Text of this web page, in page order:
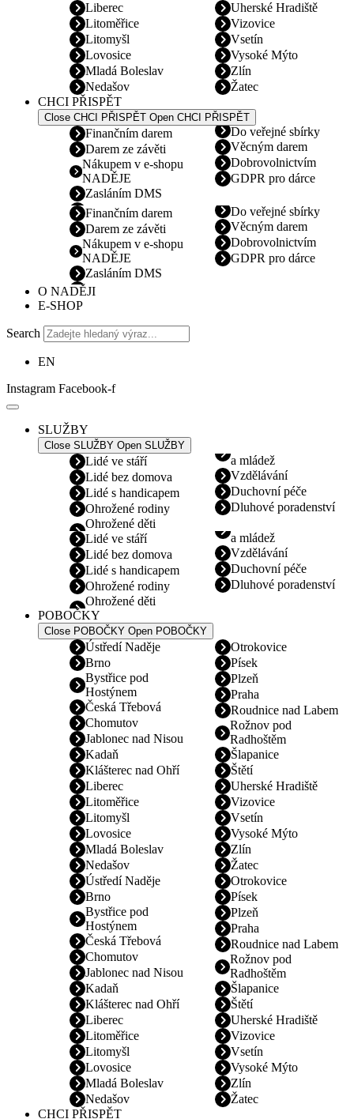
Liberec
Litoměřice
Litomyšl
Lovosice
Mladá Boleslav
Nedašov
Uherské Hradiště
Vizovice
Vsetín
Vysoké Mýto
Zlín
Žatec
CHCI PŘISPĚT
Close CHCI PŘISPĚT Open CHCI PŘISPĚT
Finančním darem
Darem ze závěti
Nákupem v e-shopu
NADĚJE
Zasláním DMS
Do veřejné sbírky
Věcným darem
Dobrovolnictvím
GDPR pro dárce
Finančním darem
Darem ze závěti
Nákupem v e-shopu
NADĚJE
Zasláním DMS
Do veřejné sbírky
Věcným darem
Dobrovolnictvím
GDPR pro dárce
O NADĚJI
E-SHOP
Search
EN
Instagram Facebook-f
SLUŽBY
Close SLUŽBY Open SLUŽBY
Lidé ve stáří
Lidé bez domova
Lidé s handicapem
Ohrožené rodiny
Ohrožené děti
a mládež
Vzdělávání
Duchovní péče
Dluhové poradenství
Lidé ve stáří
Lidé bez domova
Lidé s handicapem
Ohrožené rodiny
Ohrožené děti
a mládež
Vzdělávání
Duchovní péče
Dluhové poradenství
POBOČKY
Close POBOČKY Open POBOČKY
Ústředí Naděje
Brno
Bystřice pod
Hostýnem
Česká Třebová
Chomutov
Jablonec nad Nisou
Kadaň
Klášterec nad Ohří
Liberec
Litoměřice
Litomyšl
Lovosice
Mladá Boleslav
Nedašov
Otrokovice
Písek
Plzeň
Praha
Roudnice nad Labem
Rožnov pod
Radhoštěm
Šlapanice
Štětí
Uherské Hradiště
Vizovice
Vsetín
Vysoké Mýto
Zlín
Žatec
Ústředí Naděje
Brno
Bystřice pod
Hostýnem
Česká Třebová
Chomutov
Jablonec nad Nisou
Kadaň
Klášterec nad Ohří
Liberec
Litoměřice
Litomyšl
Lovosice
Mladá Boleslav
Nedašov
Otrokovice
Písek
Plzeň
Praha
Roudnice nad Labem
Rožnov pod
Radhoštěm
Šlapanice
Štětí
Uherské Hradiště
Vizovice
Vsetín
Vysoké Mýto
Zlín
Žatec
CHCI PŘISPĚT